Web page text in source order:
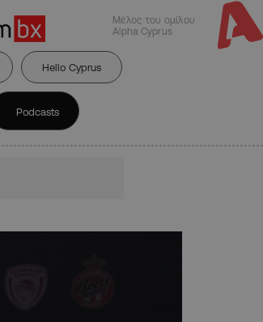
Μέλος του ομίλου
Alpha Cyprus
Hello Cyprus
Podcasts